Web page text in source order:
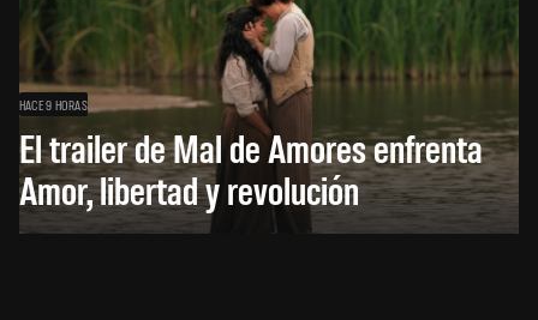
HACE 9 HORAS
El trailer de Mal de Amores enfrenta
Amor, libertad y revolución